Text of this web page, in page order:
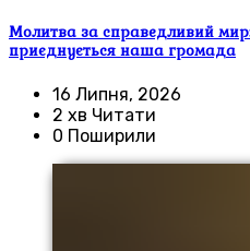
Молитва за справедливий
приєднується наша громада
16 Липня, 2026
2 хв Читати
0 Поширили